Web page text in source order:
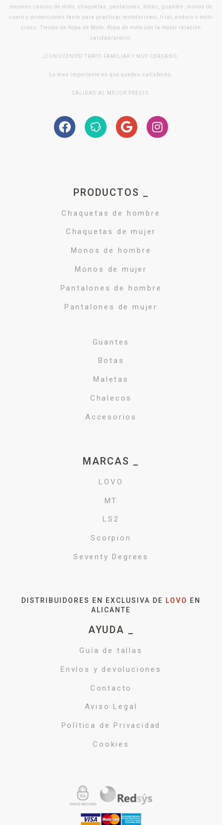
mejores cascos de moto, chaquetas, pantalones, botas, guantes, monos de
cuero y protecciones tanto para practicar mototurismo, trial, enduro o moto
cross. Tienda de Ropa de Moto. Ropa de moto con la mejor relación
calidad/precio.
¡CONOCENOS! TRATO FAMILIAR Y MUY CERCANO.
Lo mas importante es que quedes satisfecho.
CALIDAD AL MEJOR PRECIO.
PRODUCTOS _
Chaquetas de hombre
Chaquetas de mujer
Monos de hombre
Monos de mujer
Pantalones de hombre
Pantalones de mujer
Guantes
Botas
Maletas
Chalecos
Accesorios
MARCAS _
LOVO
MT
LS2
Scorpion
Seventy Degrees
DISTRIBUIDORES EN EXCLUSIVA DE LOVO
EN
ALICANTE
AYUDA _
Guía de tallas
Envíos y devoluciones
Contacto
Aviso Legal
Política de Privacidad
Cookies